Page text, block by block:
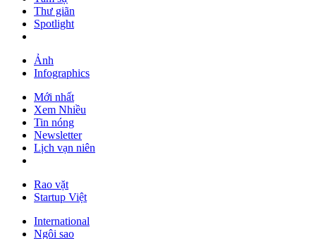
Thư giãn
Spotlight
Ảnh
Infographics
Mới nhất
Xem Nhiều
Tin nóng
Newsletter
Lịch vạn niên
Rao vặt
Startup Việt
International
Ngôi sao